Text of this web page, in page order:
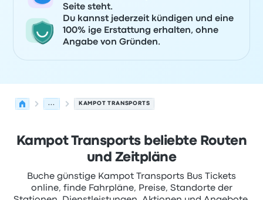
Seite steht.
Du kannst jederzeit kündigen und eine
100% ige Erstattung erhalten, ohne
Angabe von Gründen.
... KAMPOT TRANSPORTS
Kampot Transports beliebte Routen
und Zeitpläne
Buche günstige Kampot Transports Bus Tickets
online, finde Fahrpläne, Preise, Standorte der